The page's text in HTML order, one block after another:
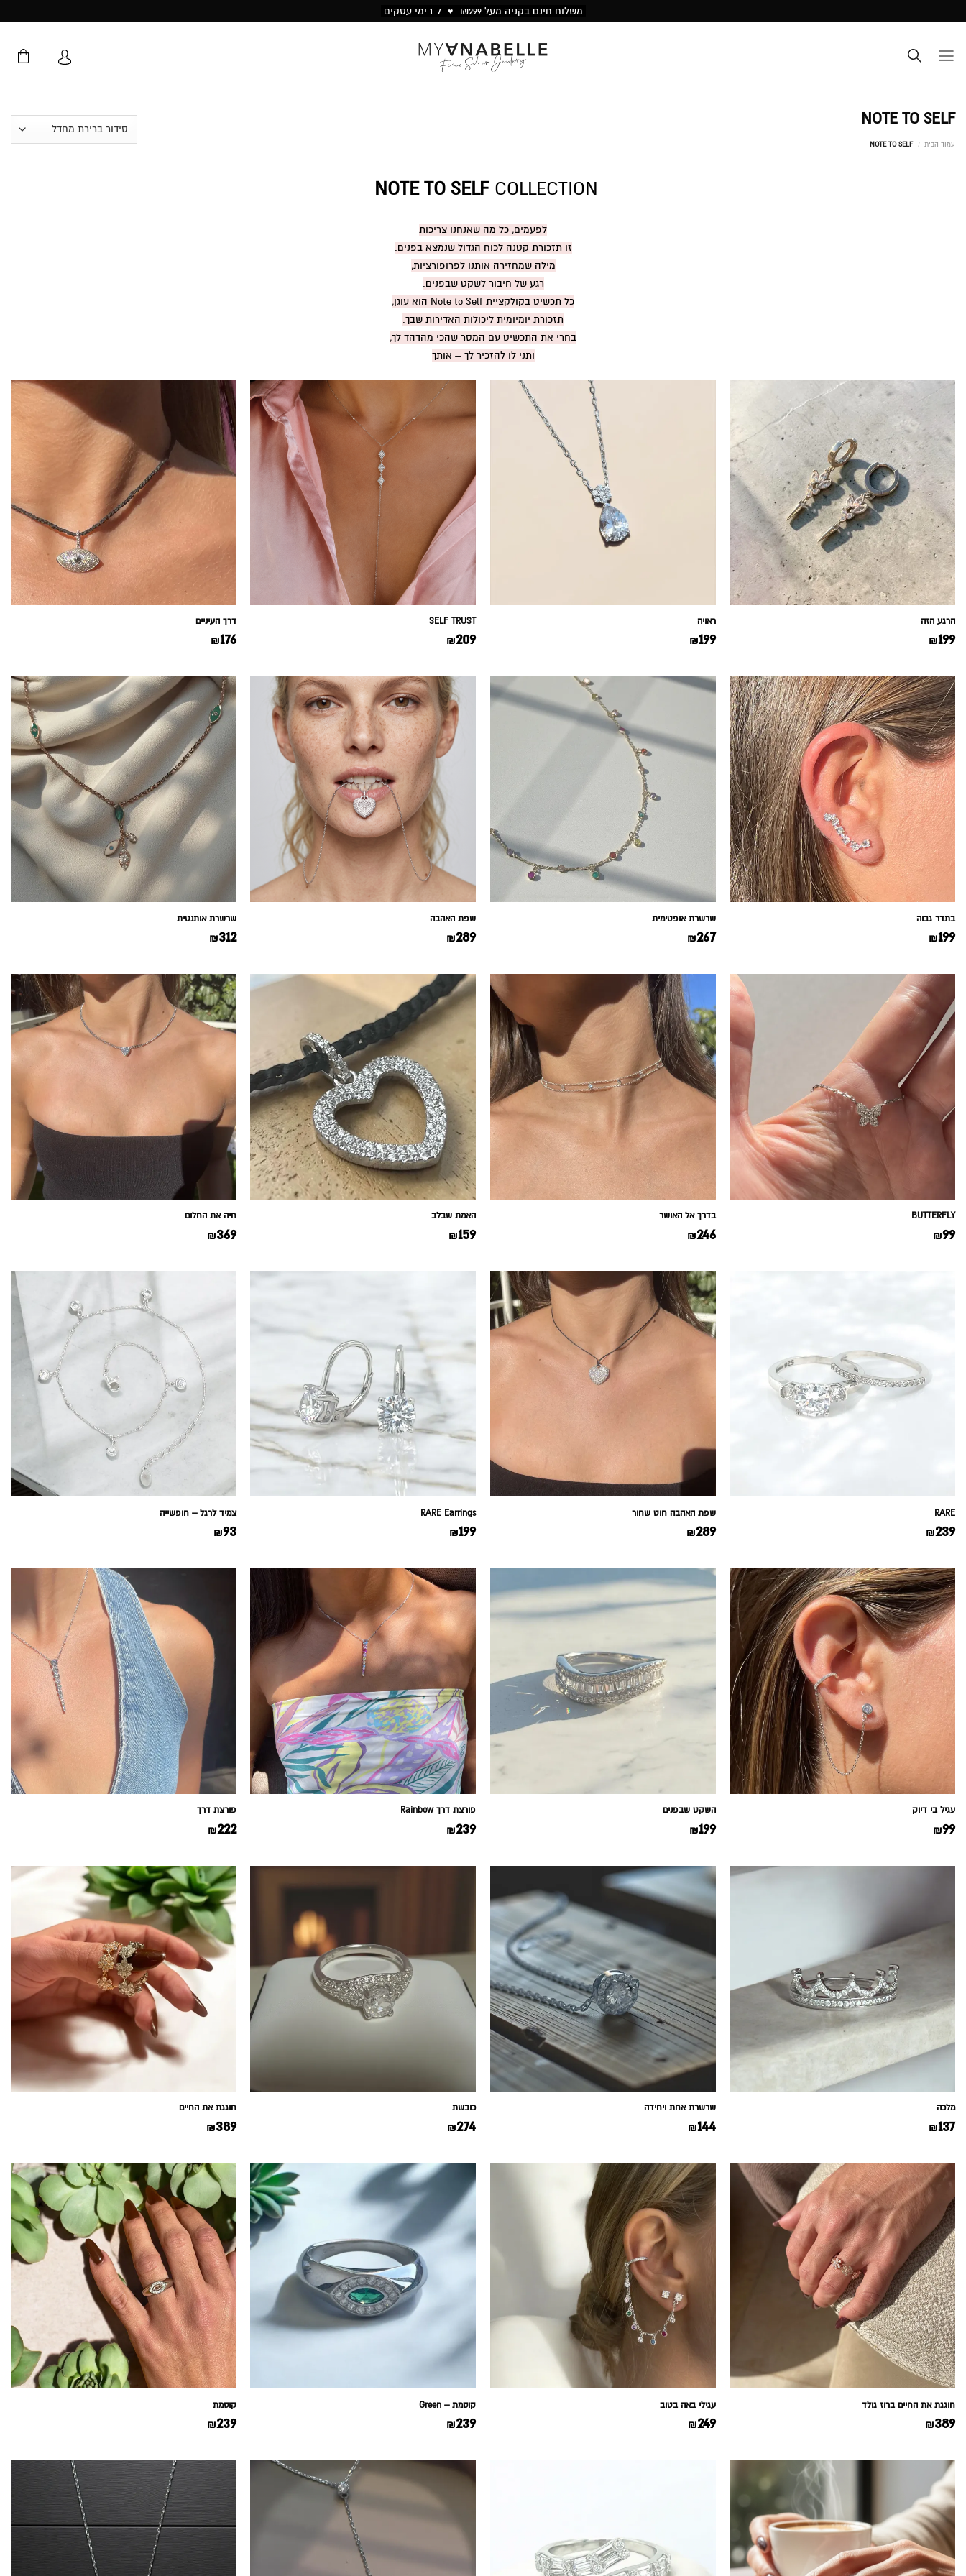
משלוח חינם בקניה מעל ₪299 ♥ 1-7 ימי עסקים
NOTE TO SELF
עמוד הבית /
NOTE TO SELF
NOTE TO SELFCOLLECTION
לפעמים, כל מה שאנחנו צריכות
זו תזכורת קטנה לכוח הגדול שנמצא בפנים.
מילה שמחזירה אותנו לפרופורציות,
רגע של חיבור לשקט שבפנים.
כל תכשיט בקולקציית Note to Self הוא עוגן,
תזכורת יומיומית ליכולות האדירות שבך.
בחרי את התכשיט עם המסר שהכי מהדהד לך,
ותני לו להזכיר לך – אותך
הרגע הזה
199
₪
ראויה
199
₪
SELF TRUST
209
₪
דרך העיניים
176
₪
בתדר גבוה
199
₪
שרשרת אופטימית
267
₪
שפת האהבה
289
₪
שרשרת אותנטית
312
₪
BUTTERFLY
99
₪
בדרך אל האושר
246
₪
האמת שבלב
159
₪
חיה את החלום
369
₪
RARE
239
₪
שפת האהבה חוט שחור
289
₪
RARE Earrings
199
₪
צמיד לרגל – חופשייה
93
₪
עגיל בי דיוק
99
₪
השקט שבפנים
199
₪
פורצת דרך Rainbow
239
₪
פורצת דרך
222
₪
מלכה
137
₪
שרשרת אחת ויחידה
144
₪
כובשת
274
₪
חוגגת את החיים
389
₪
חוגגת את החיים ברוז גולד
389
₪
עגילי באה בטוב
249
₪
קוסמת – Green
239
₪
קוסמת
239
₪